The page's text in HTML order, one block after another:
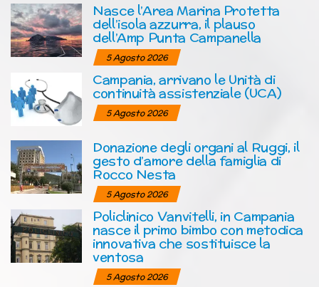
Nasce l’Area Marina Protetta
dell’isola azzurra, il plauso
dell’Amp Punta Campanella
5 Agosto 2026
Campania, arrivano le Unità di
continuità assistenziale (UCA)
5 Agosto 2026
Donazione degli organi al Ruggi, il
gesto d’amore della famiglia di
Rocco Nesta
5 Agosto 2026
Policlinico Vanvitelli, in Campania
nasce il primo bimbo con metodica
innovativa che sostituisce la
ventosa
5 Agosto 2026